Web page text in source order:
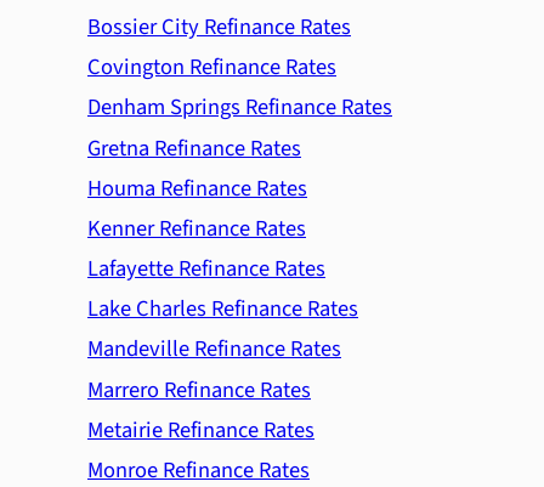
Bossier City Refinance Rates
Covington Refinance Rates
Denham Springs Refinance Rates
Gretna Refinance Rates
Houma Refinance Rates
Kenner Refinance Rates
Lafayette Refinance Rates
Lake Charles Refinance Rates
Mandeville Refinance Rates
Marrero Refinance Rates
Metairie Refinance Rates
Monroe Refinance Rates